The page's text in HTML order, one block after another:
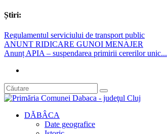
Știri:
Regulamentul serviciului de transport public
ANUNT RIDICARE GUNOI MENAJER
Anunț APIA – suspendarea primirii cererilor unic...
DĂBÂCA
Date geografice